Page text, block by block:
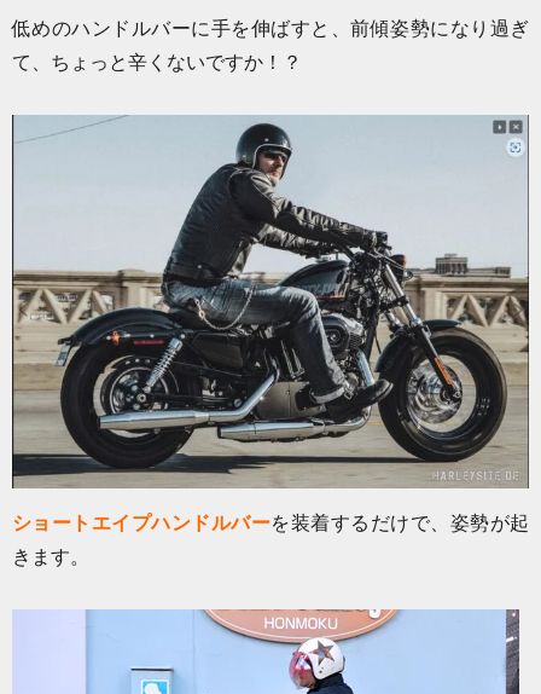
低めのハンドルバーに手を伸ばすと、前傾姿勢になり過ぎ
て、ちょっと辛くないですか！？
ショートエイプハンドルバーを装着するだけで、姿勢が起
きます。